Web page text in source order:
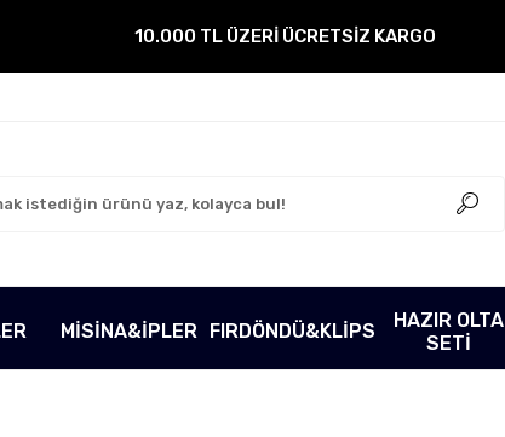
10.000 TL ÜZERİ ÜCRETSİZ KARGO
MİSİNA&İPLER FIRDÖNDÜ&KLİPS
HAZIR OLTA
SETİ